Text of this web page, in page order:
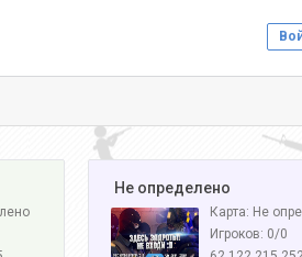
️ Не определено
Карта: Не
Игроков: 0/0